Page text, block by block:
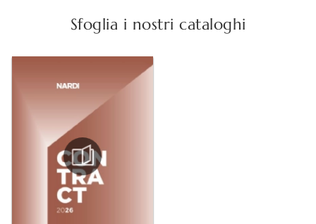
Sfoglia i nostri cataloghi